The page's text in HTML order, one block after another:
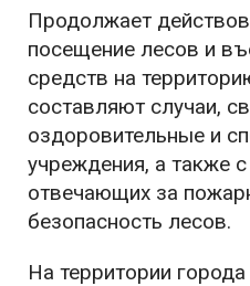
Продолжает
посещение лесов и
средств на
составляют случаи,
оздоровительные и
учреждения, а также
отвечающих за
безопасность лесов.
На территории